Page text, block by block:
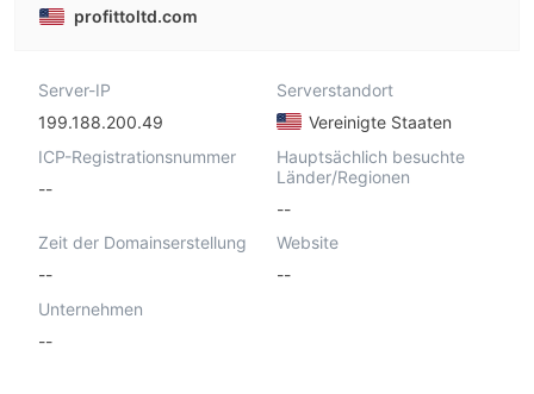
profittoltd.com
Server-IP
199.188.200.49
Serverstandort
Vereinigte Staaten
ICP-Registrationsnummer
--
Hauptsächlich besuchte
Länder/Regionen
--
Zeit der Domainserstellung
--
Website
--
Unternehmen
--